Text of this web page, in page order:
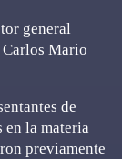
general
Mario
de
la materia
previamente